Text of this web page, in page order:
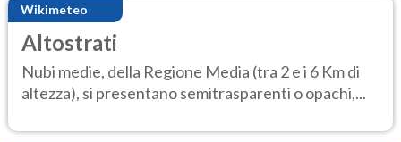
Wikimeteo
Altostrati
Nubi medie, della Regione Media (tra 2 e i 6 Km di
altezza), si presentano semitrasparenti o opachi,...